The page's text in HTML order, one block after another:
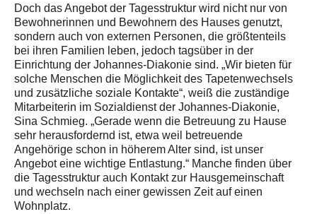
Doch das Angebot der Tagesstruktur wird nicht nur von
Bewohnerinnen und Bewohnern des Hauses genutzt,
sondern auch von externen Personen, die größtenteils
bei ihren Familien leben, jedoch tagsüber in der
Einrichtung der Johannes-Diakonie sind. „Wir bieten für
solche Menschen die Möglichkeit des Tapetenwechsels
und zusätzliche soziale Kontakte“, weiß die zuständige
Mitarbeiterin im Sozialdienst der Johannes-Diakonie,
Sina Schmieg. „Gerade wenn die Betreuung zu Hause
sehr herausfordernd ist, etwa weil betreuende
Angehörige schon in höherem Alter sind, ist unser
Angebot eine wichtige Entlastung.“ Manche finden über
die Tagesstruktur auch Kontakt zur Hausgemeinschaft
und wechseln nach einer gewissen Zeit auf einen
Wohnplatz.